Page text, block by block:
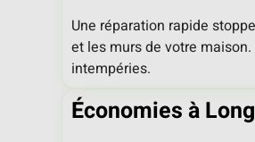
Une réparation rapide
et les murs de votre
intempéries.
Économies à